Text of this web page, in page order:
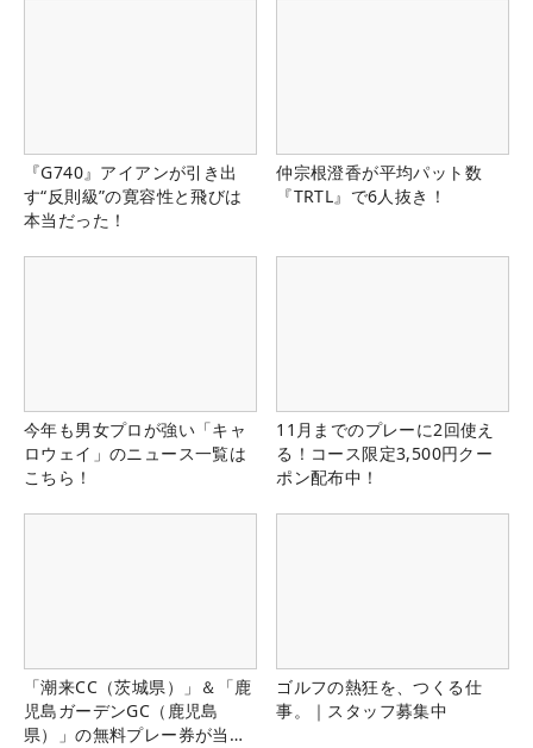
『G740』アイアンが引き出
す“反則級”の寛容性と飛びは
本当だった！
仲宗根澄香が平均パット数
『TRTL』で6人抜き！
今年も男女プロが強い「キャ
ロウェイ」のニュース一覧は
こちら！
11月までのプレーに2回使え
る！コース限定3,500円クー
ポン配布中！
「潮来CC（茨城県）」＆「鹿
児島ガーデンGC（鹿児島
県）」の無料プレー券が当た
ゴルフの熱狂を、つくる仕
事。｜スタッフ募集中